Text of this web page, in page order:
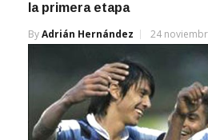
la primera etapa
ByAdrián Hernández 24